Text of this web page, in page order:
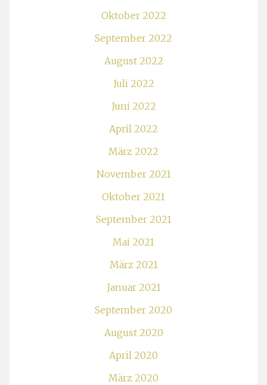
Oktober 2022
September 2022
August 2022
Juli 2022
Juni 2022
April 2022
März 2022
November 2021
Oktober 2021
September 2021
Mai 2021
März 2021
Januar 2021
September 2020
August 2020
April 2020
März 2020